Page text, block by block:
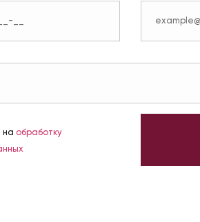
на обработку